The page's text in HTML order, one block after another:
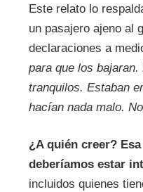
Este relato lo
un pasajero ajeno al
declaraciones a
para que los
tranquilos. Estaban
hacían nada malo.
¿A quién creer?
deberíamos estar
incluidos quienes